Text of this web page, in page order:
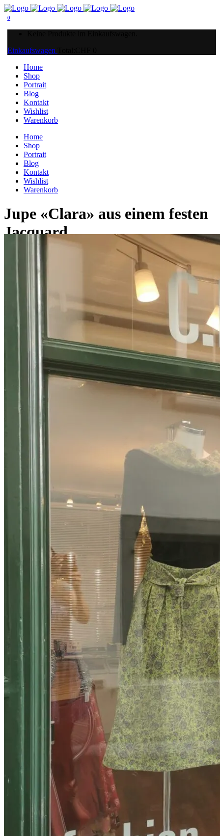
0
Einkaufswagen
Home
Shop
Portrait
Blog
Kontakt
Wishlist
Warenkorb
Home
Shop
Portrait
Blog
Kontakt
Wishlist
Warenkorb
Jupe «Clara» aus einem festen
Jacquard